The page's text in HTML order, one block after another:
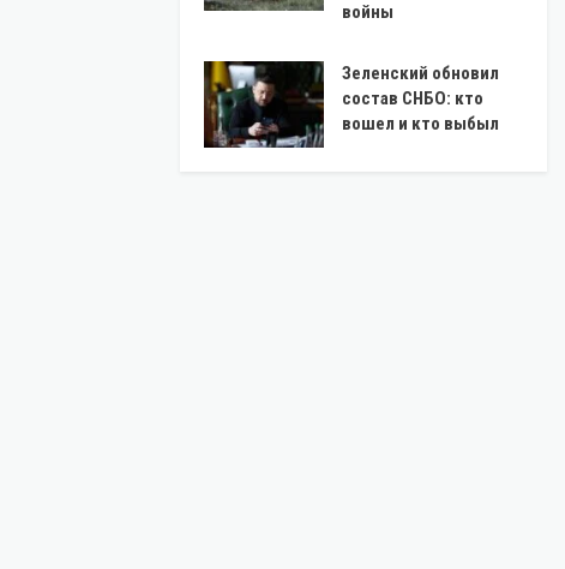
войны
Зеленский обновил
состав СНБО: кто
вошел и кто выбыл